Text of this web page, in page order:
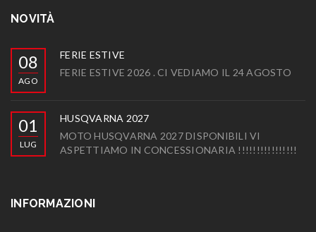
NOVITÀ
08
AGO
FERIE ESTIVE
FERIE ESTIVE 2026 . CI VEDIAMO IL 24 AGOSTO
01
LUG
HUSQVARNA 2027
MOTO HUSQVARNA 2027 DISPONIBILI VI
ASPETTIAMO IN CONCESSIONARIA !!!!!!!!!!!!!!!!
INFORMAZIONI